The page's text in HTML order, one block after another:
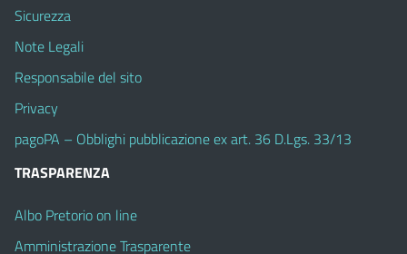
Sicurezza
Note Legali
Responsabile del sito
Privacy
pagoPA – Obblighi pubblicazione ex art. 36 D.Lgs. 33/13
TRASPARENZA
Albo Pretorio on line
Amministrazione Trasparente